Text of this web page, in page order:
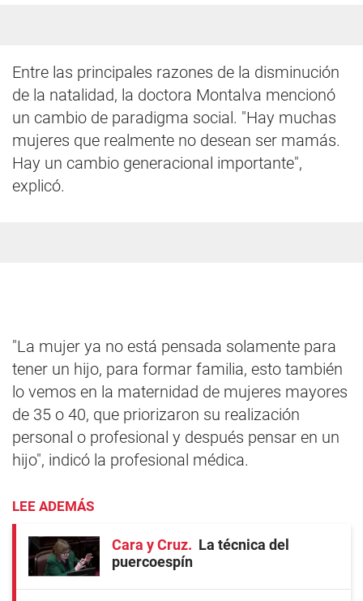
Entre las principales razones de la disminución
de la natalidad, la doctora Montalva mencionó
un cambio de paradigma social. "Hay muchas
mujeres que realmente no desean ser mamás.
Hay un cambio generacional importante",
explicó.
"La mujer ya no está pensada solamente para
tener un hijo, para formar familia, esto también
lo vemos en la maternidad de mujeres mayores
de 35 o 40, que priorizaron su realización
personal o profesional y después pensar en un
hijo", indicó la profesional médica.
LEE ADEMÁS
Cara y Cruz
La técnica del
puercoespín